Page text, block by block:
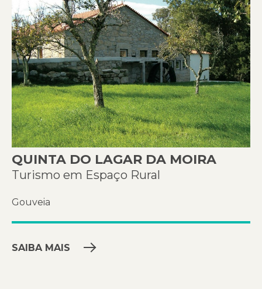
QUINTA DO LAGAR DA MOIRA
Turismo em Espaço Rural
Gouveia
SAIBA MAIS